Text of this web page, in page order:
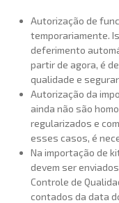
Autorização de
temporariamente.
deferimento
partir de agora, é
qualidade e
Autorização da
ainda não são
regularizados e
esses casos, é
Na importação de
devem ser
Controle de
contados da data